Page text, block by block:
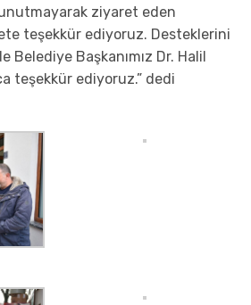
ziyaret eden
teşekkür ediyoruz. Desteklerini
Belediye Başkanımız Dr. Halil
teşekkür ediyoruz.” dedi